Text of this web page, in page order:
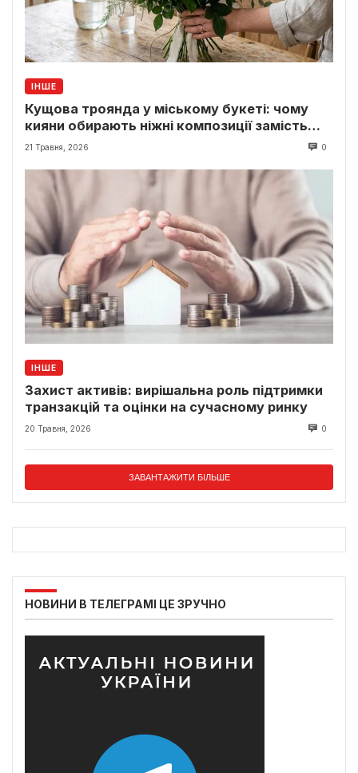
ІНШЕ
Кущова троянда у міському букеті: чому
кияни обирають ніжні композиції замість
класики
21 Травня, 2026 0
ІНШЕ
Захист активів: вирішальна роль підтримки
транзакцій та оцінки на сучасному ринку
20 Травня, 2026 0
ЗАВАНТАЖИТИ БІЛЬШЕ
НОВИНИ В ТЕЛЕГРАМІ ЦЕ ЗРУЧНО